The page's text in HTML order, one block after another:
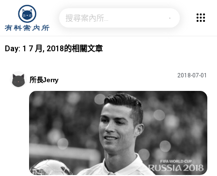
Day: 1 7 月, 2018的相關文章
所長Jerry
2018-07-01